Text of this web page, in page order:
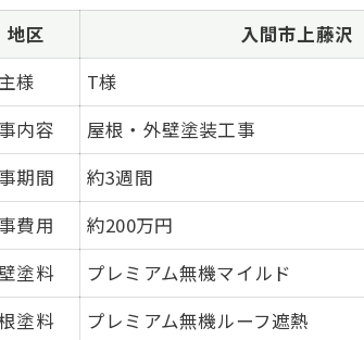
地区
入間市上藤沢
様
T様
内容
屋根・外壁塗装工事
期間
約3週間
費用
約200万円
塗料
プレミアム無機マイルド
塗料
プレミアム無機ルーフ遮熱